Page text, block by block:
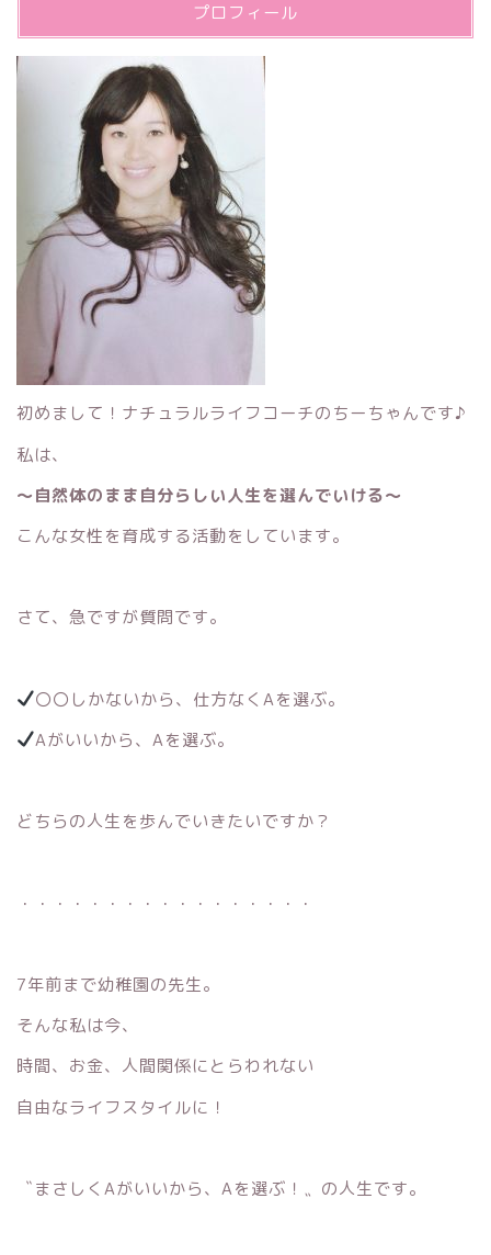
プロフィール
初めまして！ナチュラルライフコーチのちーちゃんです♪
私は、
〜自然体のまま自分らしい人生を選んでいける〜
こんな女性を育成する活動をしています。
さて、急ですが質問です。
〇〇しかないから、仕方なくAを選ぶ。
Aがいいから、Aを選ぶ。
どちらの人生を歩んでいきたいですか？
・・・・・・・・・・・・・・・・・
7年前まで幼稚園の先生。
そんな私は今、
時間、お金、人間関係にとらわれない
自由なライフスタイルに！
〝まさしくAがいいから、Aを選ぶ！〟の人生です。